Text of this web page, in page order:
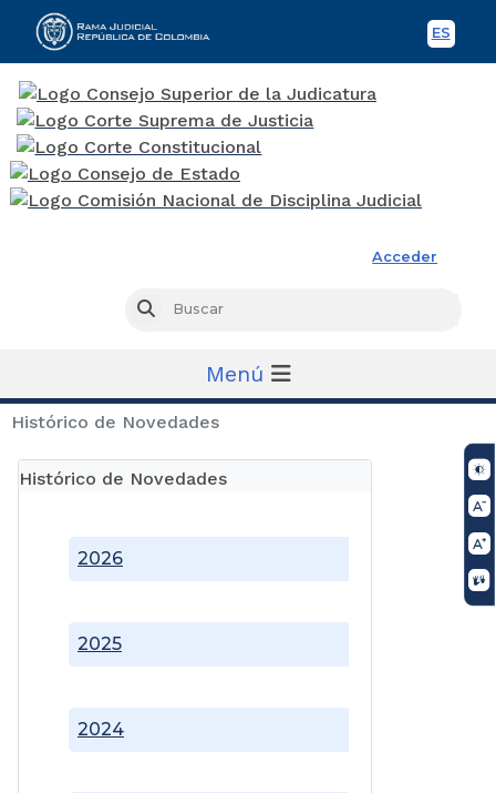
ES
Acceder
Buscar
Menú
Histórico de Novedades
Histórico de Novedades
2024
2025
2026